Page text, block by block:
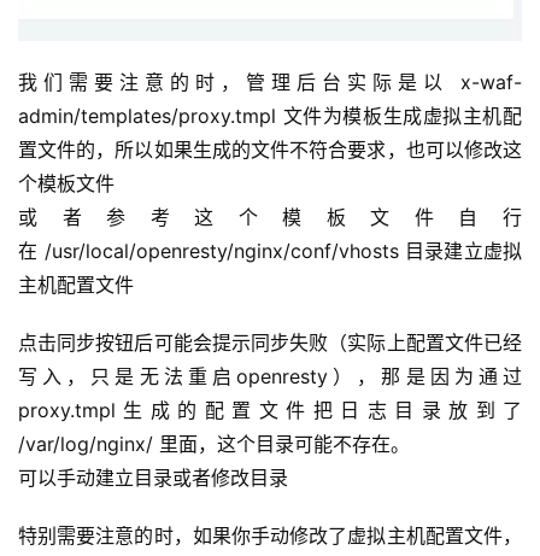
我们需要注意的时，管理后台实际是以 x-waf-
admin/templates/proxy.tmpl 文件为模板生成虚拟主机配
置文件的，所以如果生成的文件不符合要求，也可以修改这
个模板文件
或者参考这个模板文件自行
在 /usr/local/openresty/nginx/conf/vhosts 目录建立虚拟
主机配置文件
点击同步按钮后可能会提示同步失败（实际上配置文件已经
写入，只是无法重启openresty），那是因为通过
proxy.tmpl生成的配置文件把日志目录放到了
/var/log/nginx/ 里面，这个目录可能不存在。
可以手动建立目录或者修改目录
特别需要注意的时，如果你手动修改了虚拟主机配置文件，